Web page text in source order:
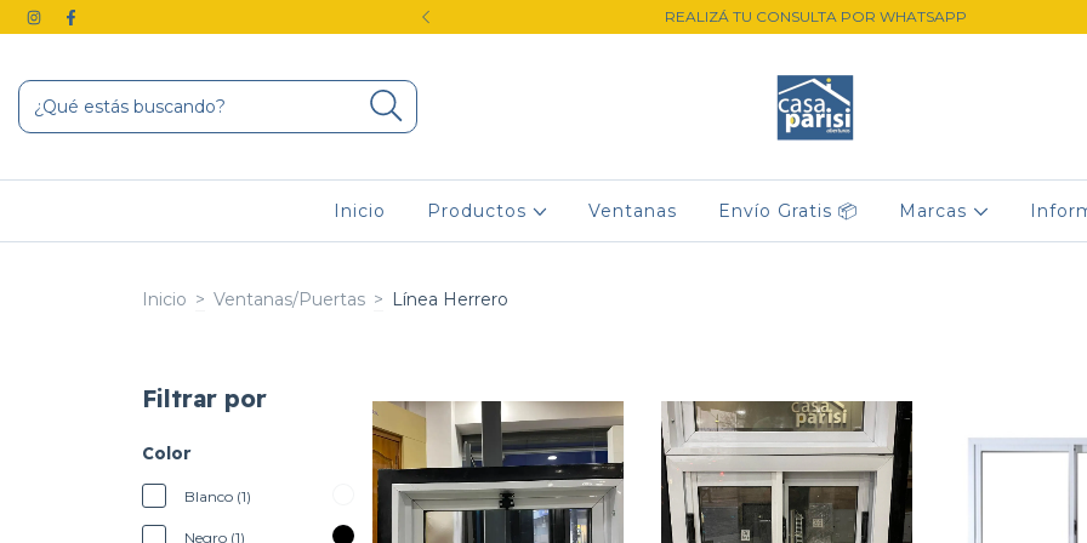
TRANSFERENCIA REALIZÁ TU CONSULTA POR WHATSAPP
Inicio Productos Ventanas Envío Gratis 📦 Marcas
Inicio > Ventanas/Puertas > Línea Herrero
Filtrar por
Color
Blanco (1)
Negro (1)